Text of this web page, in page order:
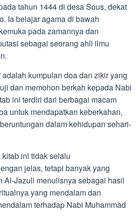
tahun 1444 di desa Sous, dekat
Ia belajar agama di bawah
pada zamannya dan
sebagai seorang ahli ilmu
adalah kumpulan doa dan zikir yang
dan memohon berkah kepada Nabi
ini terdiri dari berbagai macam
untuk mendapatkan keberkahan,
dalam kehidupan sehari-
ini tidak selalu
jelas, tetapi banyak yang
Al-Jazuli menulisnya sebagai hasil
yang mendalam dan
terhadap Nabi Muhammad